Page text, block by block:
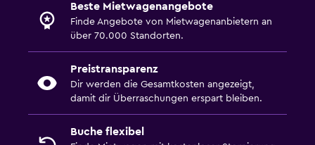
Beste Mietwagenangebote
Finde Angebote von Mietwagenanbietern an
über 70.000 Standorten.
Preistransparenz
Dir werden die Gesamtkosten angezeigt,
damit dir Überraschungen erspart bleiben.
Buche flexibel